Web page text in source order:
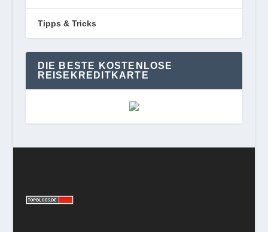
Tipps & Tricks
DIE BESTE KOSTENLOSE
REISEKREDITKARTE